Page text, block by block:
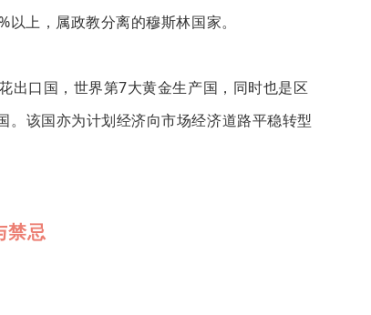
上，属政教分离的穆斯林国家。
出口国，世界第7大黄金生产国，同时也是区
该国亦为计划经济向市场经济道路平稳转型
禁忌